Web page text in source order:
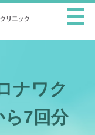
ナワク
7回分